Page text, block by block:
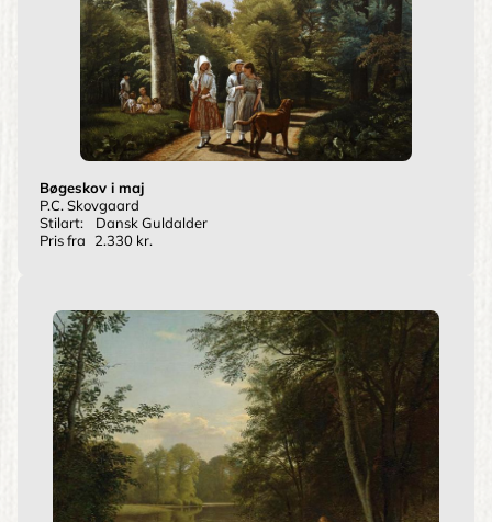
Bøgeskov i maj
P.C. Skovgaard
Stilart:
Dansk Guldalder
Pris fra
2.330 kr.